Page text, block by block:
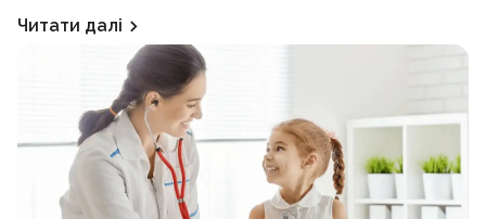
Читати далі